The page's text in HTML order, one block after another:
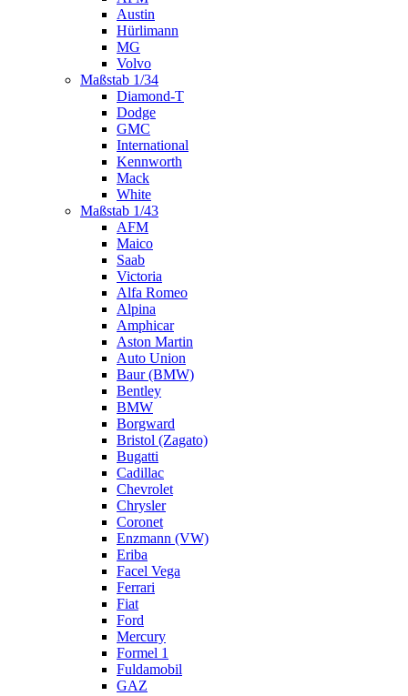
Austin
Hürlimann
MG
Volvo
Maßstab 1/34
Diamond-T
Dodge
GMC
International
Kennworth
Mack
White
Maßstab 1/43
AFM
Maico
Saab
Victoria
Alfa Romeo
Alpina
Amphicar
Aston Martin
Auto Union
Baur (BMW)
Bentley
BMW
Borgward
Bristol (Zagato)
Bugatti
Cadillac
Chevrolet
Chrysler
Coronet
Enzmann (VW)
Eriba
Facel Vega
Ferrari
Fiat
Ford
Mercury
Formel 1
Fuldamobil
GAZ